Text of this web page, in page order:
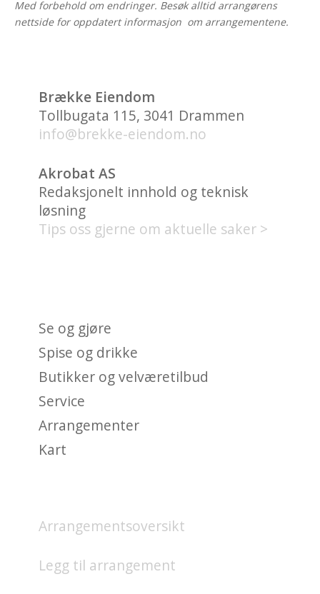
Med forbehold om endringer. Besøk alltid arrangørens
nettside for oppdatert informasjon om arrangementene.
Brække Eiendom
Tollbugata 115, 3041 Drammen
info@brekke-eiendom.no
Akrobat AS
Redaksjonelt innhold og teknisk
løsning
Tips oss gjerne om aktuelle saker >
Se og gjøre
Spise og drikke
Butikker og velværetilbud
Service
Arrangementer
Kart
Arrangementsoversikt
Legg til arrangement